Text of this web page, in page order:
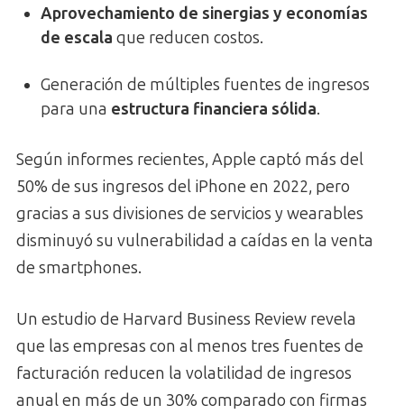
Aprovechamiento de sinergias y economías
de escala que reducen costos.
Generación de múltiples fuentes de ingresos
para una estructura financiera sólida.
Según informes recientes, Apple captó más del
50% de sus ingresos del iPhone en 2022, pero
gracias a sus divisiones de servicios y wearables
disminuyó su vulnerabilidad a caídas en la venta
de smartphones.
Un estudio de Harvard Business Review revela
que las empresas con al menos tres fuentes de
facturación reducen la volatilidad de ingresos
anual en más de un 30% comparado con firmas